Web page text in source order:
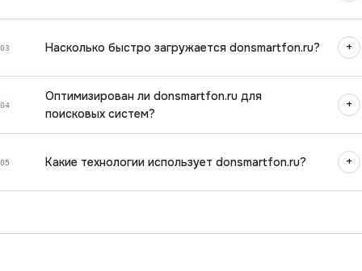
03 Насколько быстро загружается donsmartfon.ru? +
04
Оптимизирован ли donsmartfon.ru для
поисковых систем?
+
05 Какие технологии использует donsmartfon.ru? +